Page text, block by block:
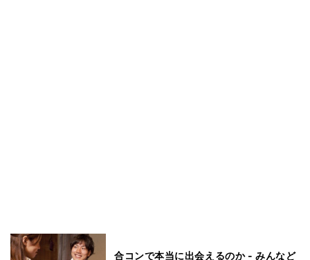
合コンで本当に出会えるのか - みんなど